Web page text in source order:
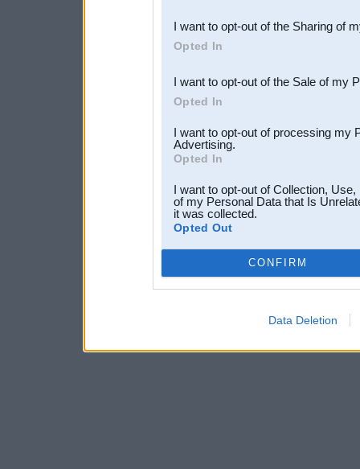
Downstream Participants
third parties.
I want to opt-out of the Sharing of
Opted In
I want to opt-out of the Sale of my
Opted In
I want to opt-out of processing my
Advertising.
Opted In
I want to opt-out of Collection,
of my Personal Data that Is
it was collected.
Opted Out
CONFIRM
Data Deletion